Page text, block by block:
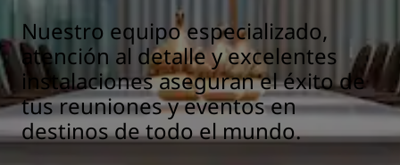
Nuestro equipo especializado,
atención al detalle y excelentes
instalaciones aseguran el éxito de
tus reuniones y eventos en
destinos de todo el mundo.